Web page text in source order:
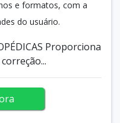
e formatos, com a
do usuário.
Proporciona